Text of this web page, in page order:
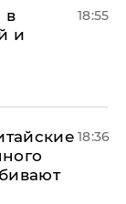
в
и
18:55
18:36